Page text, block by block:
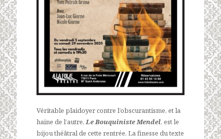
Véritable plaidoyer contre l’obscurantisme, et la
haine de l’autre,Le Bouquiniste Mendel, est le
bijou théâtral de cette rentrée. La finesse du texte